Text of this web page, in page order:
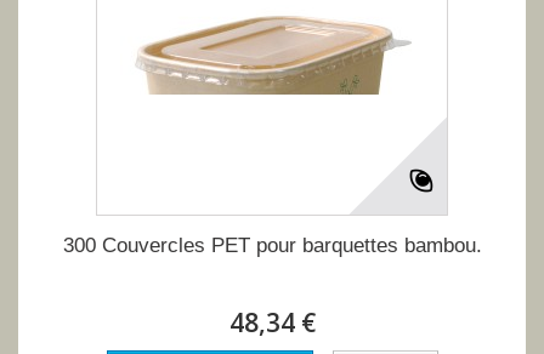
300 Couvercles PET pour barquettes bambou.
48,34 €